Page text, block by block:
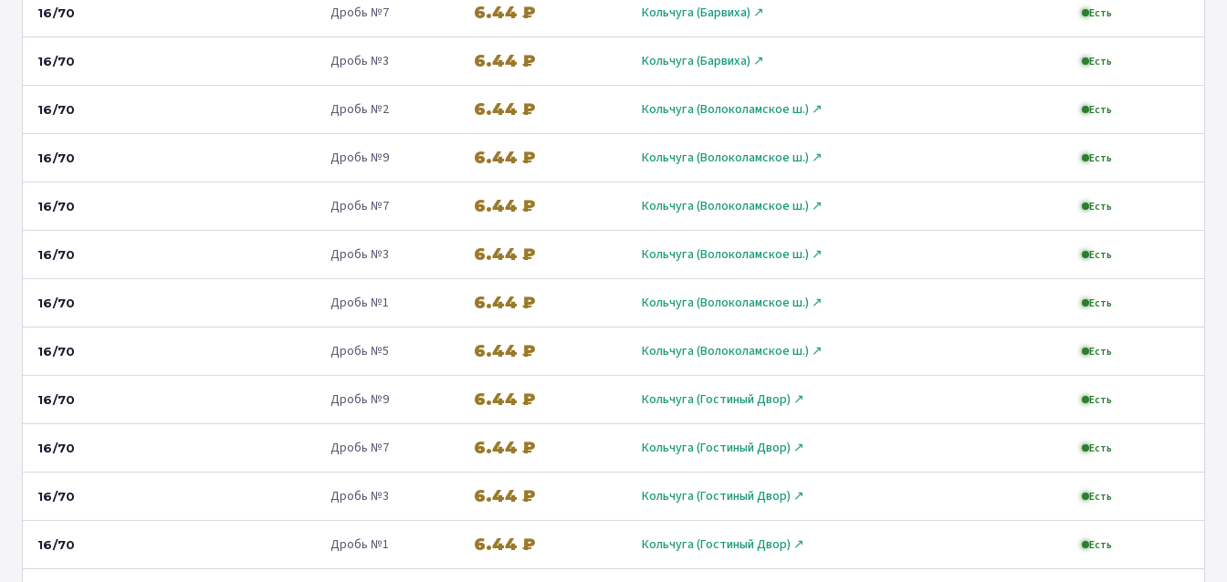
16/70 Дробь №7 6.44 ₽ Кольчуга (Барвиха) ↗ Есть
16/70 Дробь №3 6.44 ₽ Кольчуга (Барвиха) ↗ Есть
16/70 Дробь №2 6.44 ₽ Кольчуга (Волоколамское ш.) ↗ Есть
16/70 Дробь №9 6.44 ₽ Кольчуга (Волоколамское ш.) ↗ Есть
16/70 Дробь №7 6.44 ₽ Кольчуга (Волоколамское ш.) ↗ Есть
16/70 Дробь №3 6.44 ₽ Кольчуга (Волоколамское ш.) ↗ Есть
16/70 Дробь №1 6.44 ₽ Кольчуга (Волоколамское ш.) ↗ Есть
16/70 Дробь №5 6.44 ₽ Кольчуга (Волоколамское ш.) ↗ Есть
16/70 Дробь №9 6.44 ₽ Кольчуга (Гостиный Двор) ↗ Есть
16/70 Дробь №7 6.44 ₽ Кольчуга (Гостиный Двор) ↗ Есть
16/70 Дробь №3 6.44 ₽ Кольчуга (Гостиный Двор) ↗ Есть
16/70 Дробь №1 6.44 ₽ Кольчуга (Гостиный Двор) ↗ Есть